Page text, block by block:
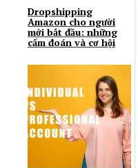
Dropshipping
Amazon cho người
mới bắt đầu: những
cấm đoán và cơ hội